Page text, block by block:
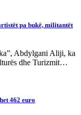
pa bukë, militantët
Abdylgani Aliji, ka
dhe Turizmit…
462 euro